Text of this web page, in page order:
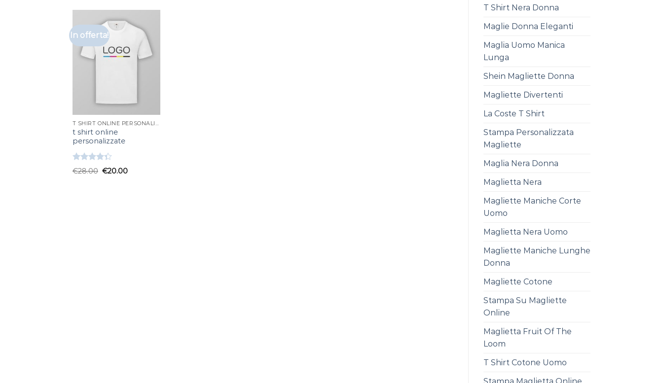
T Shirt Nera Donna
Maglie Donna Eleganti
Maglia Uomo Manica
Lunga
Shein Magliette Donna
Magliette Divertenti
La Coste T Shirt
Stampa Personalizzata
Magliette
Maglia Nera Donna
Maglietta Nera
Magliette Maniche Corte
Uomo
Maglietta Nera Uomo
Magliette Maniche Lunghe
Donna
Magliette Cotone
Stampa Su Magliette
Online
Maglietta Fruit Of The
Loom
T Shirt Cotone Uomo
In offerta!
t shirt online
personalizzate
Valutato
4.33su 5
€28.00 €20.00